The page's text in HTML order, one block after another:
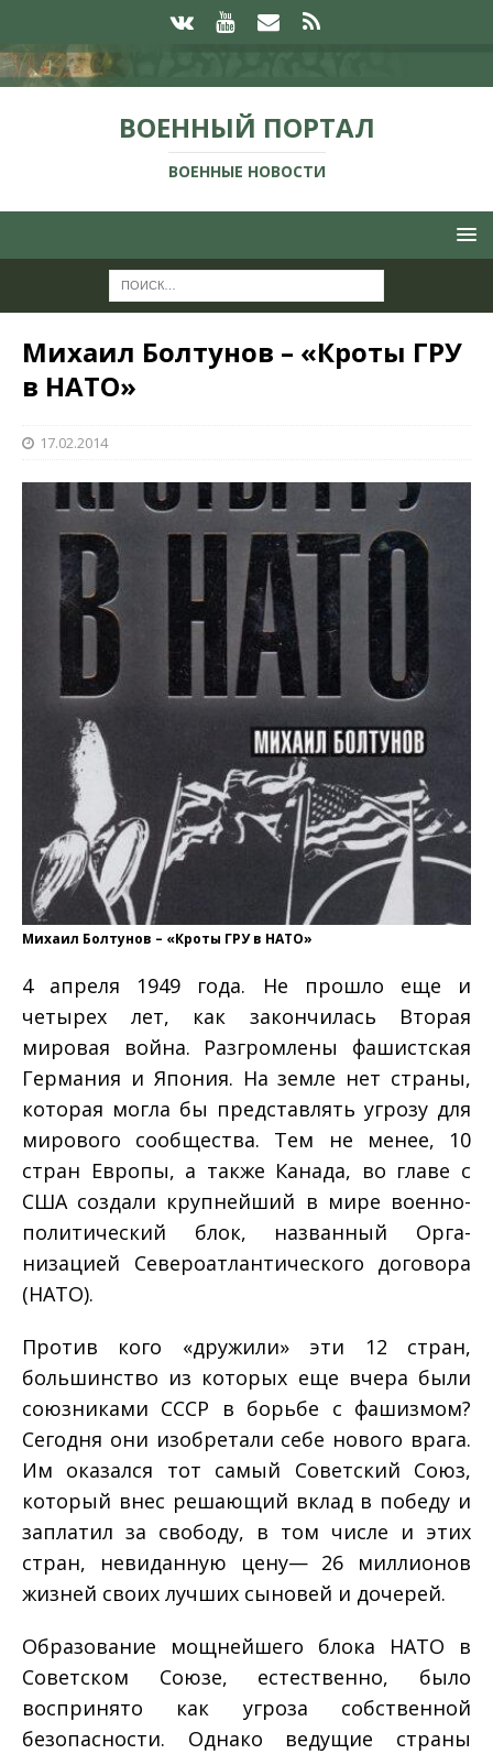
ВОЕННЫЙ ПОРТАЛ
ВОЕННЫЕ НОВОСТИ
Михаил Болтунов – «Кроты ГРУ
в НАТО»
17.02.2014
Михаил Болтунов – «Кроты ГРУ в НАТО»
4 апреля 1949 года. Не прошло еще и
четырех лет, как за­кончилась Вторая
мировая война. Разгромлены фашистская
Германия и Япония. На земле нет страны,
которая могла бы представлять угрозу для
мирового сообщества. Тем не менее, 10
стран Европы, а также Канада, во главе с
США создали круп­нейший в мире военно-
политический блок, названный Орга­
низацией Североатлантического договора
(НАТО).
Против кого «дружили» эти 12 стран,
большинство из ко­торых еще вчера были
союзниками СССР в борьбе с фашиз­мом?
Сегодня они изобретали себе нового врага.
Им оказал­ся тот самый Советский Союз,
который внес решающий вклад в победу и
заплатил за свободу, в том числе и этих
стран, не­виданную цену— 26 миллионов
жизней своих лучших сыно­вей и дочерей.
Образование мощнейшего блока НАТО в
Советском Сою­зе, естественно, было
воспринято как угроза собственной
безопасности. Однако ведущие страны